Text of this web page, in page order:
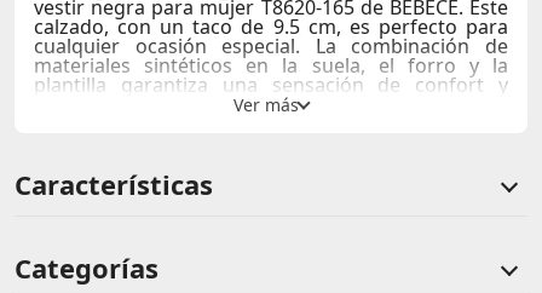
vestir negra para mujer T8620-165 de BEBECÉ. Este
calzado, con un taco de 9.5 cm, es perfecto para
cualquier ocasión especial. La combinación de
materiales sintéticos en la suela, el forro y la
plantilla garantiza una sensación de confort y
durabilidad. La textura sedosa del acabado negro
formales, estas sandalias son un imprescindible en
tu armario.
Características
Categorías